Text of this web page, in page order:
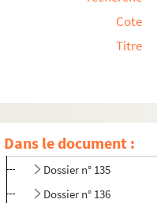
Cote
Titre
Dans le document :
Dossier n° 130 bis
Dossier n° 133
Dossier n° 134
Dossier n° 135
Dossier n° 136